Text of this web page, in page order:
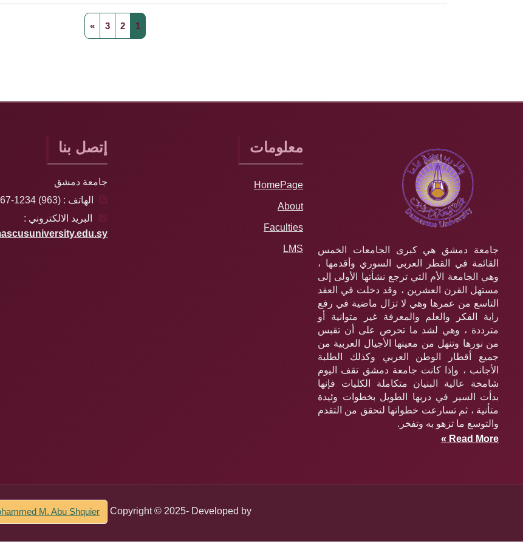
1 صفحة 1
2صفحة 2
3صفحة 3
»الصفحة التالية
جامعة دمشق هي كبرى الجامعات الخمس
القائمة في القطر العربي السوري وأقدمها ،
وهي الجامعة الأم التي ترجع نشأتها الأولى إلى
مستهل القرن العشرين ، وقد دخلت في العقد
التاسع من عمرها وهي لا تزال ماضية في رفع
راية الفكر والعلم والمعرفة غير متوانية أو
مترددة ، وهي لشد ما تحرص على أن تقبس
من نورها وتنهل من معينها الأجيال العربية من
جميع أقطار الوطن العربي وكذلك الطلبة
الأجانب ، وإذا كانت جامعة دمشق تقف اليوم
شامخة عالية البنيان متكاملة الكليات فإنها
بدأت السير في دربها الطويل بخطوات وئيدة
متأنية ، ثم تسارعت خطواتها لتحقق من التقدم
والتوسع ما تزهو به وتفخر.
Read More »
معلومات
HomePage
About
Faculties
LMS
إتصل بنا
جامعة دمشق
الهاتف : (963) 1234-567
البريد الالكتروني :
Copyright © 2025- Developed by
M. Abu Shquier